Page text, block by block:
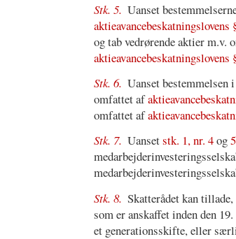
Stk. 5. Uanset
aktieavancebeskatningslovens
og tab vedrørende aktier m.v.
aktieavancebeskatningslovens
Stk. 6. Uanset bestemmelsen i
omfattet af
omfattet af
Stk. 7. Uansetstk. 1, nr. 4og5
Stk. 8. Skatterådet kan
som er anskaffet inden den
et generationsskifte, eller